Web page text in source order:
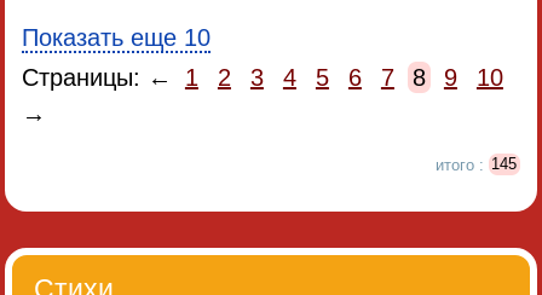
Показать еще 10
Страницы: ←
1 2 3 4 5 6 7 8 9
10
→
итого : 145
Стихи